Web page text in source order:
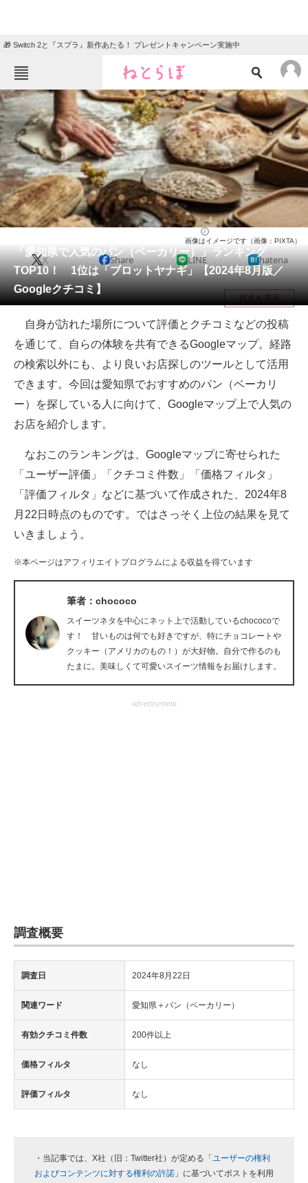
🎁 Switch 2と『スプラ』新作あたる！ プレゼントキャンペーン実施中
ねとらぼメニュー
TOP ニュース
エンタメ クイズ
グルメ 地域
住まい 教育・育児
動物 リサーチ
会員記事
メディア
注目記事を集めた総合ページ
ITの今と未来を見通す
スマホと通信の最新トレンド
進化するPCとデバイスの未来
好きが集まる 比べて選べる
ビジネスと働き方のヒント
企業ITのトレンドを詳説
ITエンジニア向け専門サイト
企業向けIT製品の総合サイト
IT製品の技術・比較・事例
「愛知県で人気のパン（ベーカリー）」ランキング
TOP10！ 1位は「ブロットヤナギ」【2024年8月版／
Googleクチコミ】
画像はイメージです（画像：PIXTA）
X Share LINE hatena
目次を表示
自身が訪れた場所について評価とクチコミなどの投稿
を通じて、自らの体験を共有できるGoogleマップ。経路
の検索以外にも、より良いお店探しのツールとして活用
できます。今回は愛知県でおすすめのパン（ベーカリ
ー）を探している人に向けて、Googleマップ上で人気の
お店を紹介します。
なおこのランキングは、Googleマップに寄せられた
「ユーザー評価」「クチコミ件数」「価格フィルタ」
「評価フィルタ」などに基づいて作成された、2024年8
月22日時点のものです。ではさっそく上位の結果を見て
いきましょう。
※本ページはアフィリエイトプログラムによる収益を得ています
筆者：chococo
スイーツネタを中心にネット上で活動しているchococoで
す！ 甘いものは何でも好きですが、特にチョコレートや
クッキー（アメリカのもの！）が大好物。自分で作るのも
たまに。美味しくて可愛いスイーツ情報をお届けします。
advertisement
調査概要
調査日 2024年8月22日
関連ワード 愛知県＋パン（ベーカリー）
有効クチコミ件数 200件以上
価格フィルタ なし
評価フィルタ なし
・当記事では、X社（旧：Twitter社）が定める「 ユーザーの権利
およびコンテンツに対する権利の許諾 」に基づいてポストを利用